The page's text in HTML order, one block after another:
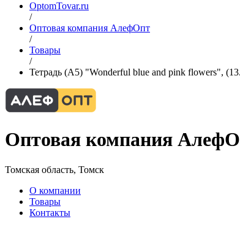
OptomTovar.ru
/
Оптовая компания АлефОпт
/
Товары
/
Тетрадь (A5) "Wonderful blue and pink flowers",
Оптовая компания
Томская область, Томск
О компании
Товары
Контакты